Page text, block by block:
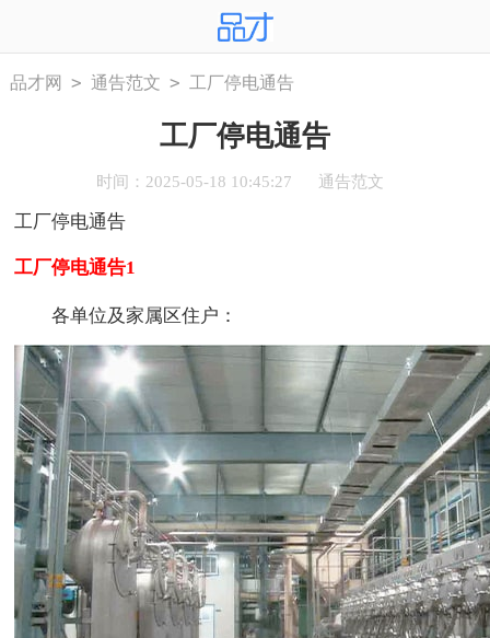
品才网 > 通告范文 > 工厂停电通告
工厂停电通告
时间：2025-05-18 10:45:27 通告范文
工厂停电通告
工厂停电通告1
各单位及家属区住户：